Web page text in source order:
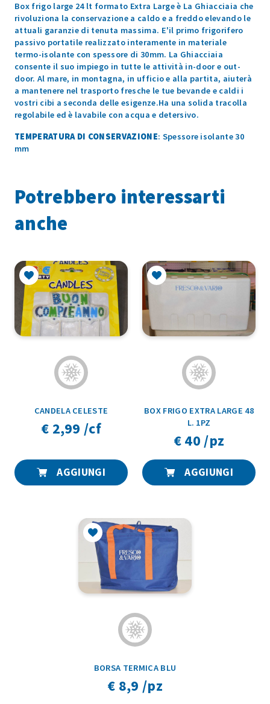
Box frigo large 24 lt formato Extra Large è La Ghiacciaia che
rivoluziona la conservazione a caldo e a freddo elevando le
attuali garanzie di tenuta massima. E'il primo frigorifero
passivo portatile realizzato interamente in materiale
termo-isolante con spessore di 30mm. La Ghiacciaia
consente il suo impiego in tutte le attività in-door e out-
door. Al mare, in montagna, in ufficio e alla partita, aiuterà
a mantenere nel trasporto fresche le tue bevande e caldi i
vostri cibi a seconda delle esigenze.Ha una solida tracolla
regolabile ed è lavabile con acqua e detersivo.
TEMPERATURA DI CONSERVAZIONE: Spessore isolante 30
mm
Potrebbero interessarti
anche
CANDELA CELESTE
€ 2,99 /cf
AGGIUNGI
BOX FRIGO EXTRA LARGE 48
L. 1PZ
€ 40 /pz
AGGIUNGI
BORSA TERMICA BLU
€ 8,9 /pz